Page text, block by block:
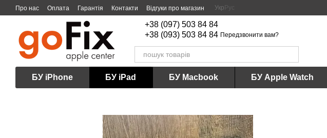
Перейти до основного контенту
Про нас Оплата Гарантія Контакти Відгуки про магазин Укр Рус
+38 (097) 503 84 84
+38 (093) 503 84 84 Передзвонити вам?
БУ iPhone БУ iPad БУ Macbook БУ Apple Watch